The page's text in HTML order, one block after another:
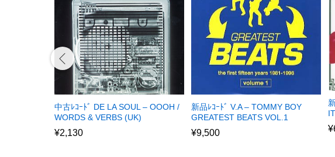
中古ﾚｺｰﾄﾞ DE LA SOUL – OOOH /
WORDS & VERBS (UK)
¥2,130
新品ﾚｺｰﾄﾞ V.A – TOMMY BOY
GREATEST BEATS VOL.1
¥9,500 ¥